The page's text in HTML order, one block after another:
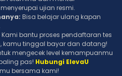
ujian resmi.
Bisa belajar ulang kapan
Kami bantu proses pendaftaran tes
kamu tinggal bayar dan datang!
mengecek level kemampuanmu
pas! Hubungi ElevaU
bersama kami!